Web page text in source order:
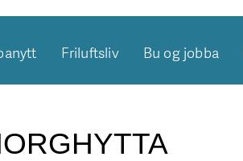
Friluftsliv Bu og jobba